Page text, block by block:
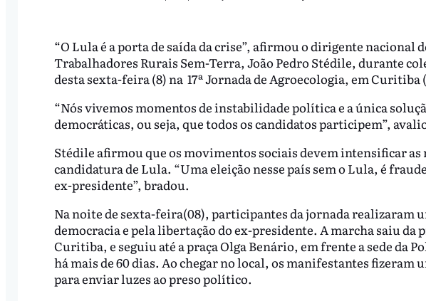
“O Lula é a porta de saída da crise”, afirmou o dirigente nacional
Trabalhadores Rurais Sem-Terra, João Pedro Stédile, durante
desta sexta-feira (8) na 17ª Jornada de Agroecologia, em Curitiba
“Nós vivemos momentos de instabilidade política e a única
democráticas, ou seja, que todos os candidatos participem”,
Stédile afirmou que os movimentos sociais devem intensificar as
candidatura de Lula. “Uma eleição nesse país sem o Lula, é
ex-presidente”, bradou.
Na noite de sexta-feira(08), participantes da jornada realizaram
democracia e pela libertação do ex-presidente. A marcha saiu da
Curitiba, e seguiu até a praça Olga Benário, em frente a sede da
há mais de 60 dias. Ao chegar no local, os manifestantes fizeram
para enviar luzes ao preso político.